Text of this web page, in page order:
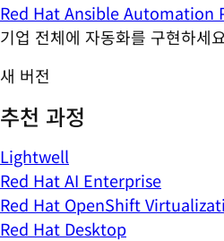
Red Hat Ansible Automation
기업 전체에 자동화를 구현하세
새 버전
추천 과정
Lightwell
Red Hat AI Enterprise
Red Hat OpenShift
Red Hat Desktop